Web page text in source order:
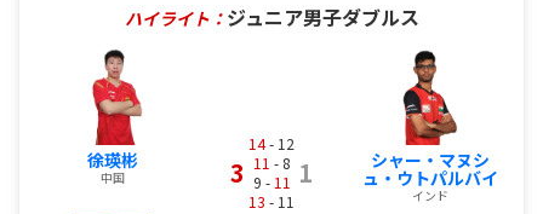
ハイライト： ジュニア男子ダブルス
徐瑛彬
中国 3
14- 12
11 - 8
9 - 11
13 - 11
1 シャー・マヌシ
ュ・ウトパルバイ
インド